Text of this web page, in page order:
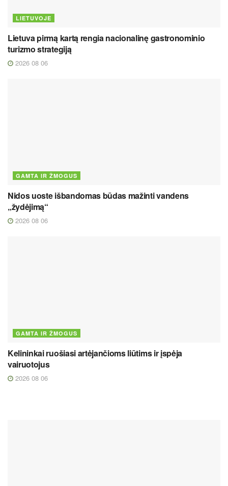
LIETUVOJE
Lietuva pirmą kartą rengia nacionalinę gastronominio
turizmo strategiją
2026 08 06
GAMTA IR ŽMOGUS
Nidos uoste išbandomas būdas mažinti vandens
„žydėjimą“
2026 08 06
GAMTA IR ŽMOGUS
Kelininkai ruošiasi artėjančioms liūtims ir įspėja
vairuotojus
2026 08 06